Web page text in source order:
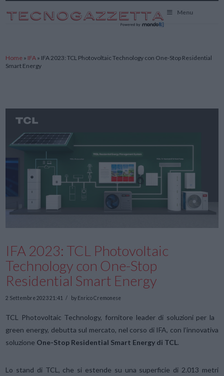
Menu
Home » IFA » IFA 2023: TCL Photovoltaic Technology con One-Stop Residential
Smart Energy
IFA 2023: TCL Photovoltaic
Technology con One-Stop
Residential Smart Energy
2 Settembre 2023 21:41 by Enrico Cremonese
TCL Photovoltaic Technology, fornitore leader di soluzioni per la
green energy, debutta sul mercato, nel corso di IFA, con l’innovativa
soluzione One-Stop Residential Smart Energy di TCL.
Lo stand di TCL, che si estende su una superficie di 2.013 metri